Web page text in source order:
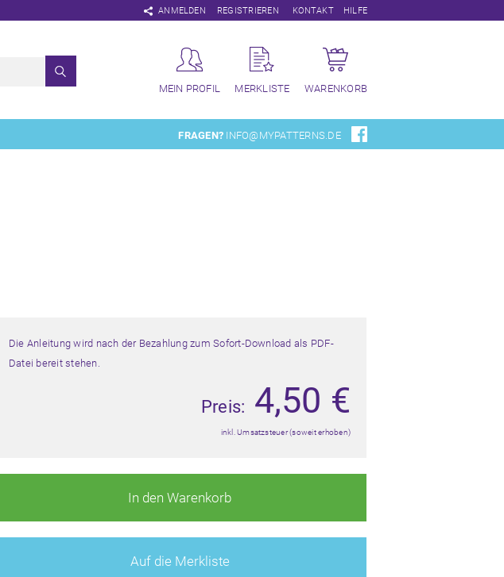
ANMELDEN
Navigation
überspringen
REGISTRIEREN KONTAKT HILFE
MEIN PROFIL MERKLISTE WARENKORB
FRAGEN? INFO@MYPATTERNS.DE
Die Anleitung wird nach der Bezahlung zum Sofort-Download als PDF-
Datei bereit stehen.
Preis: 4,50 €
inkl. Umsatzsteuer (soweit erhoben)
In den Warenkorb
Auf die Merkliste